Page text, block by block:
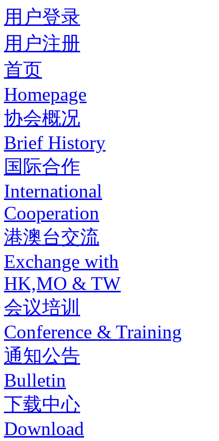
用户登录
用户注册
首页
Homepage
协会概况
Brief History
国际合作
International
Cooperation
港澳台交流
Exchange with
HK,MO & TW
会议培训
Conference & Training
通知公告
Bulletin
下载中心
Download